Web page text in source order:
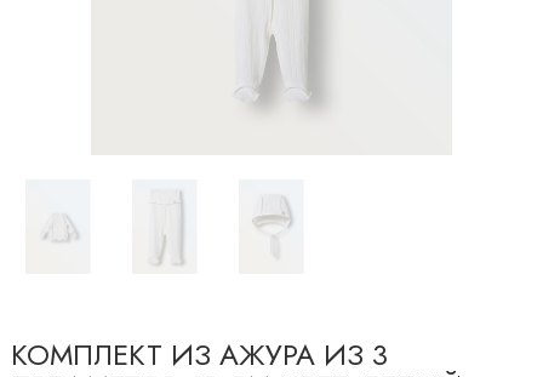
КОМПЛЕКТ ИЗ АЖУРА ИЗ 3